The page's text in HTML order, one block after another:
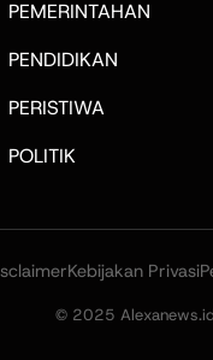
PEMERINTAHAN
PENDIDIKAN
PERISTIWA
POLITIK
Kebijakan Privasi
© 2025